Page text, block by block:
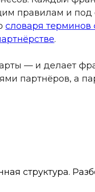
правилам и
словаря терминов
.
— и делает
партнёров, а
структура.